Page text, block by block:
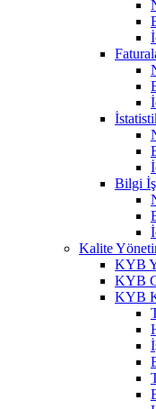
Bilgi
Kalite
KYB
KYB
KYB